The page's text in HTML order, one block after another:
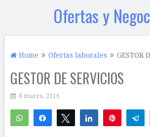
Ofertas y
Home Ofertas laborales GESTOR
GESTOR DE SERVICIOS
8 marzo, 2016
WhatsAppCompartirTwittear Compartir